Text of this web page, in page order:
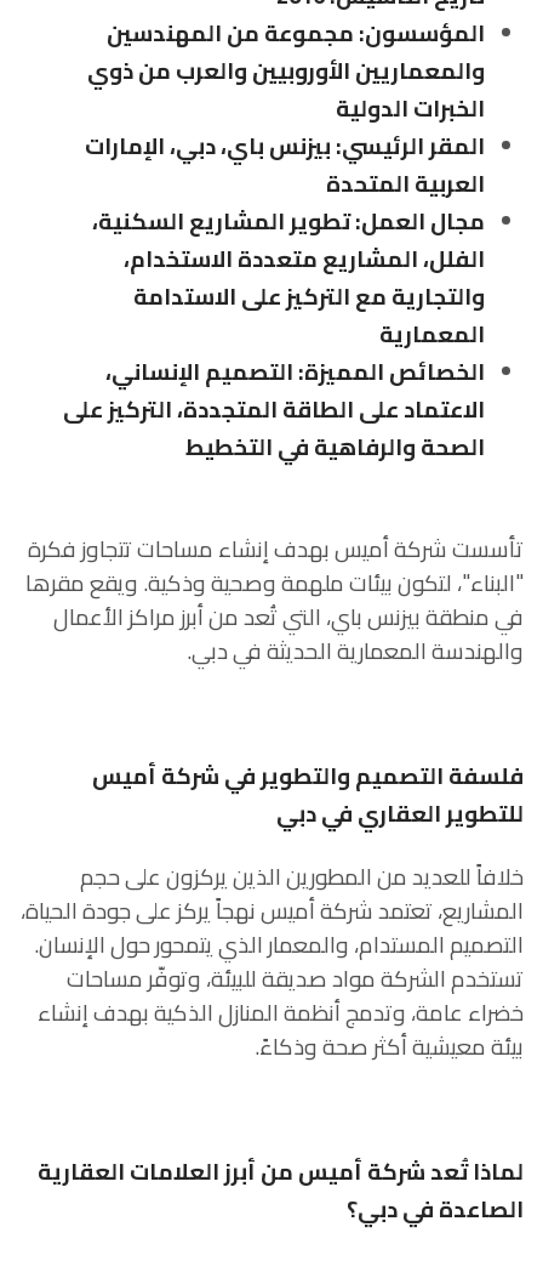
المؤسسون: مجموعة من المهندسين
والمعماريين الأوروبيين والعرب من ذوي
الخبرات الدولية
المقر الرئيسي: بيزنس باي، دبي، الإمارات
العربية المتحدة
مجال العمل: تطوير المشاريع السكنية،
الفلل، المشاريع متعددة الاستخدام،
والتجارية مع التركيز على الاستدامة
المعمارية
الخصائص المميزة: التصميم الإنساني،
الاعتماد على الطاقة المتجددة، التركيز على
الصحة والرفاهية في التخطيط
تأسست شركة أميس بهدف إنشاء مساحات تتجاوز فكرة
"البناء"، لتكون بيئات ملهمة وصحية وذكية. ويقع مقرها
في منطقة بيزنس باي، التي تُعد من أبرز مراكز الأعمال
والهندسة المعمارية الحديثة في دبي.
فلسفة التصميم والتطوير في شركة أميس
للتطوير العقاري في دبي
خلافاً للعديد من المطورين الذين يركزون على حجم
المشاريع، تعتمد شركة أميس نهجاً يركز على جودة الحياة،
التصميم المستدام، والمعمار الذي يتمحور حول الإنسان.
تستخدم الشركة مواد صديقة للبيئة، وتوفّر مساحات
خضراء عامة، وتدمج أنظمة المنازل الذكية بهدف إنشاء
بيئة معيشية أكثر صحة وذكاءً.
لماذا تُعد شركة أميس من أبرز العلامات العقارية
الصاعدة في دبي؟